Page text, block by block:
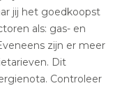
jij het goedkoopst
als: gas- en
zijn er meer
Dit
Controleer